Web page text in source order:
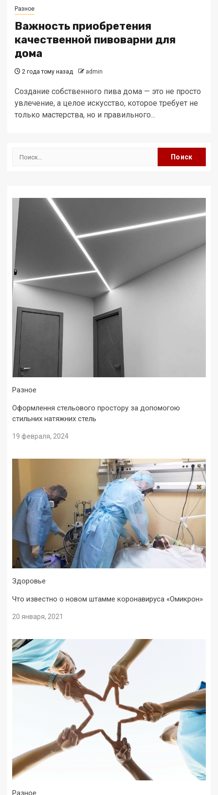
Разное
Важность приобретения
качественной пивоварни для
дома
2 года тому назад admin
Создание собственного пива дома — это не просто
увлечение, а целое искусство, которое требует не
только мастерства, но и правильного...
Найти:
Разное
Оформлення стельового простору за допомогою
стильних натяжних стель
19 февраля, 2024
Здоровье
Что известно о новом штамме коронавируса «Омикрон»
20 января, 2021
Разное